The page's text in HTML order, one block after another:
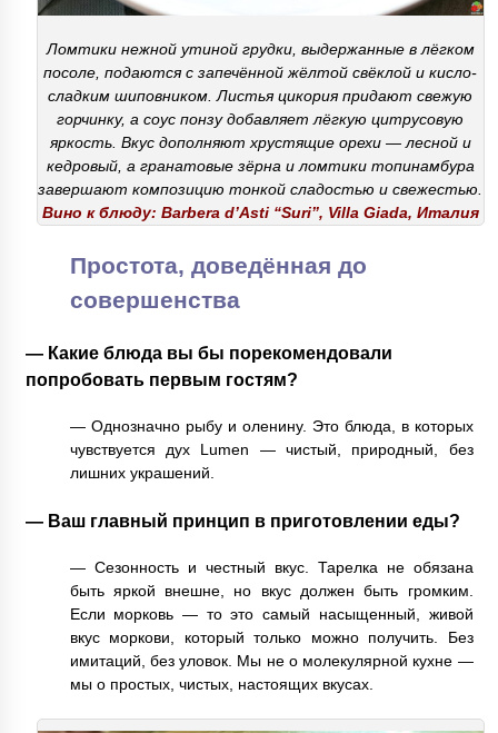
Ломтики нежной утиной грудки, выдержанные в лёгком
посоле, подаются с запечённой жёлтой свёклой и кисло-
сладким шиповником. Листья цикория придают свежую
горчинку, а соус понзу добавляет лёгкую цитрусовую
яркость. Вкус дополняют хрустящие орехи — лесной и
кедровый, а гранатовые зёрна и ломтики топинамбура
завершают композицию тонкой сладостью и свежестью.
Вино к блюду: Barbera d’Asti “Suri”, Villa Giada, Италия
Простота, доведённая до
совершенства
— Какие блюда вы бы порекомендовали
попробовать первым гостям?
— Однозначно рыбу и оленину. Это блюда, в которых
чувствуется дух Lumen — чистый, природный, без
лишних украшений.
— Ваш главный принцип в приготовлении еды?
— Сезонность и честный вкус. Тарелка не обязана
быть яркой внешне, но вкус должен быть громким.
Если морковь — то это самый насыщенный, живой
вкус моркови, который только можно получить. Без
имитаций, без уловок. Мы не о молекулярной кухне —
мы о простых, чистых, настоящих вкусах.